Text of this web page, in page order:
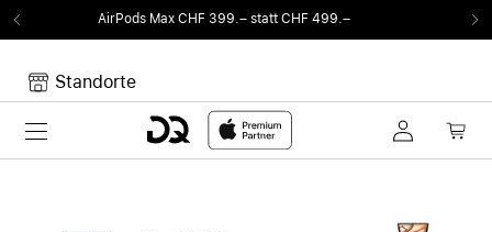
Max CHF 399.– statt CHF 499.– Von
Standorte
Toggle navigation